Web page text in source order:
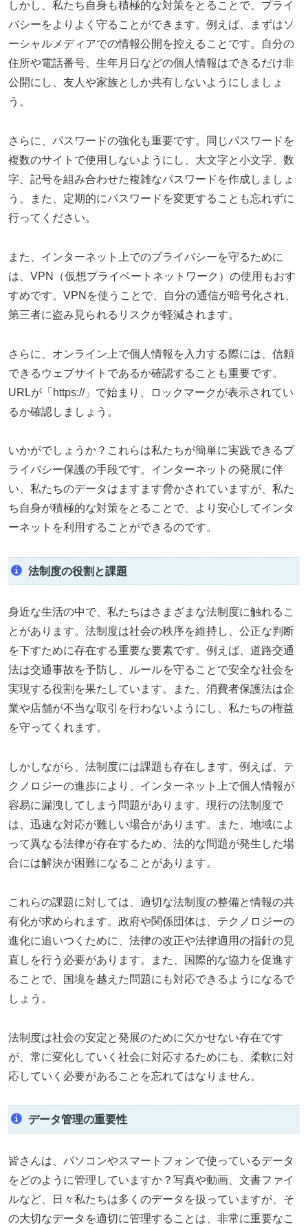
しかし、私たち自身も積極的な対策をとることで、プライ
バシーをよりよく守ることができます。例えば、まずはソ
ーシャルメディアでの情報公開を控えることです。自分の
住所や電話番号、生年月日などの個人情報はできるだけ非
公開にし、友人や家族としか共有しないようにしましょ
う。
さらに、パスワードの強化も重要です。同じパスワードを
複数のサイトで使用しないようにし、大文字と小文字、数
字、記号を組み合わせた複雑なパスワードを作成しましょ
う。また、定期的にパスワードを変更することも忘れずに
行ってください。
また、インターネット上でのプライバシーを守るために
は、VPN（仮想プライベートネットワーク）の使用もおす
すめです。VPNを使うことで、自分の通信が暗号化され、
第三者に盗み見られるリスクが軽減されます。
さらに、オンライン上で個人情報を入力する際には、信頼
できるウェブサイトであるか確認することも重要です。
URLが「https://」で始まり、ロックマークが表示されてい
るか確認しましょう。
いかがでしょうか？これらは私たちが簡単に実践できるプ
ライバシー保護の手段です。インターネットの発展に伴
い、私たちのデータはますます脅かされていますが、私た
ち自身が積極的な対策をとることで、より安心してインタ
ーネットを利用することができるのです。
法制度の役割と課題
身近な生活の中で、私たちはさまざまな法制度に触れるこ
とがあります。法制度は社会の秩序を維持し、公正な判断
を下すために存在する重要な要素です。例えば、道路交通
法は交通事故を予防し、ルールを守ることで安全な社会を
実現する役割を果たしています。また、消費者保護法は企
業や店舗が不当な取引を行わないようにし、私たちの権益
を守ってくれます。
しかしながら、法制度には課題も存在します。例えば、テ
クノロジーの進歩により、インターネット上で個人情報が
容易に漏洩してしまう問題があります。現行の法制度で
は、迅速な対応が難しい場合があります。また、地域によ
って異なる法律が存在するため、法的な問題が発生した場
合には解決が困難になることがあります。
これらの課題に対しては、適切な法制度の整備と情報の共
有化が求められます。政府や関係団体は、テクノロジーの
進化に追いつくために、法律の改正や法律適用の指針の見
直しを行う必要があります。また、国際的な協力を促進す
ることで、国境を越えた問題にも対応できるようになるで
しょう。
法制度は社会の安定と発展のために欠かせない存在です
が、常に変化していく社会に対応するためにも、柔軟に対
応していく必要があることを忘れてはなりません。
データ管理の重要性
皆さんは、パソコンやスマートフォンで使っているデータ
をどのように管理していますか？写真や動画、文書ファイ
ルなど、日々私たちは多くのデータを扱っていますが、そ
の大切なデータを適切に管理することは、非常に重要なこ